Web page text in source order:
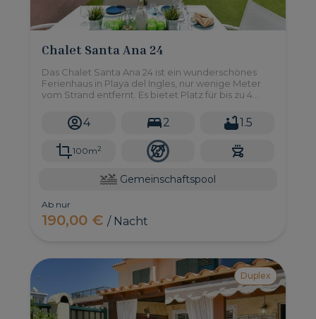
Chalet Santa Ana 24
Das Chalet Santa Ana 24 ist ein wunderschönes
Ferienhaus in Playa del Ingles, nur wenige Meter
vom Strand entfernt. Es bietet Platz für bis zu 4
Komplexes von Maisonetten, der Zugang zu
einem großen Gemeinschaftspool gewährt.
4 2 1.5
100m2
Gemeinschaftspool
Ab nur
190,00 €/ Nacht
Duplex